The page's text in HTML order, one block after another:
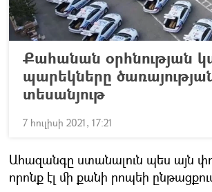
Քահանան օրհնության
պարեկները
տեսանյութ
7 հուլիսի 2021, 17:21
Ահազանգը ստանալուն պես այն
որոնք էլ մի քանի րոպեի